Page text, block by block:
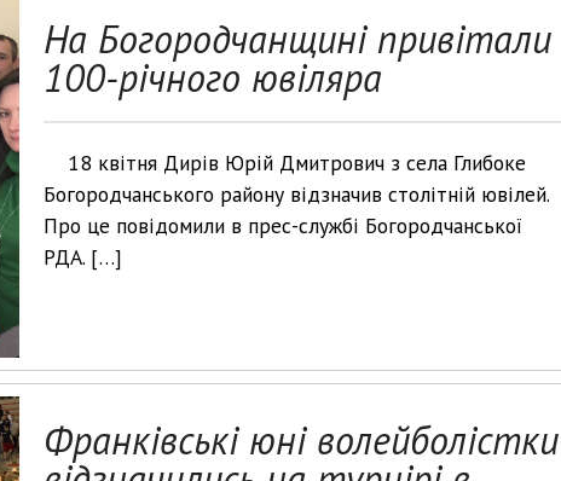
На Богородчанщині привітали
100-річного ювіляра
18 квітня Дирів Юрій Дмитрович з села Глибоке
Богородчанського району відзначив столітній ювілей.
Про це повідомили в прес-службі Богородчанської
РДА. […]
Франківські юні волейболістки